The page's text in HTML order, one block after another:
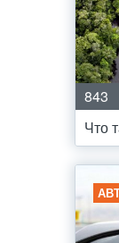
843
Что